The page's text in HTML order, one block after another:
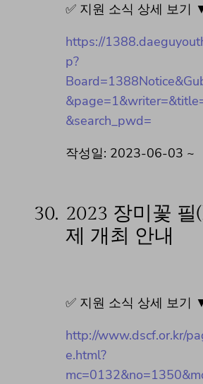
✅ 지원 소식 상세 보기
https://
p?
&search_pwd=
작성일: 2023-06-03 ~
30. 2023 장미꽃 필
제 개최 안내
✅ 지원 소식 상세 보기
http://www.dscf.or.kr/
e.html?